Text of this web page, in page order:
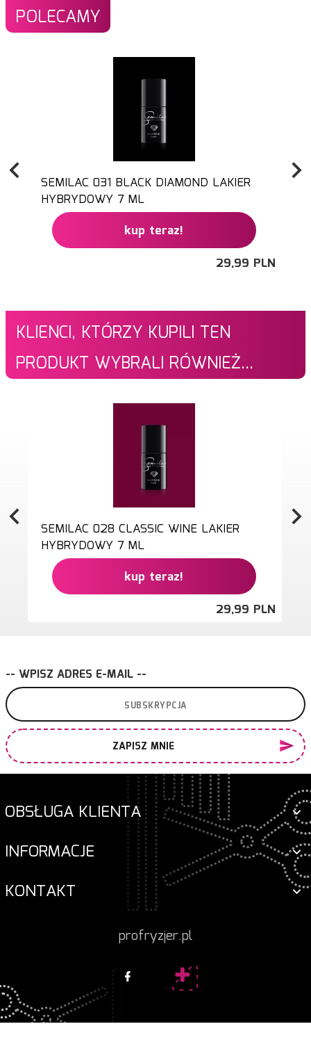
POLECAMY
SEMILAC 031 BLACK DIAMOND LAKIER
HYBRYDOWY 7 ML
kup teraz!
29,99 PLN
KLIENCI, KTÓRZY KUPILI TEN
PRODUKT WYBRALI RÓWNIEŻ...
SEMILAC 028 CLASSIC WINE LAKIER
HYBRYDOWY 7 ML
kup teraz!
29,99 PLN
-- WPISZ ADRES E-MAIL --
ZAPISZ MNIE
OBSŁUGA KLIENTA
INFORMACJE
KONTAKT
profryzjer.pl